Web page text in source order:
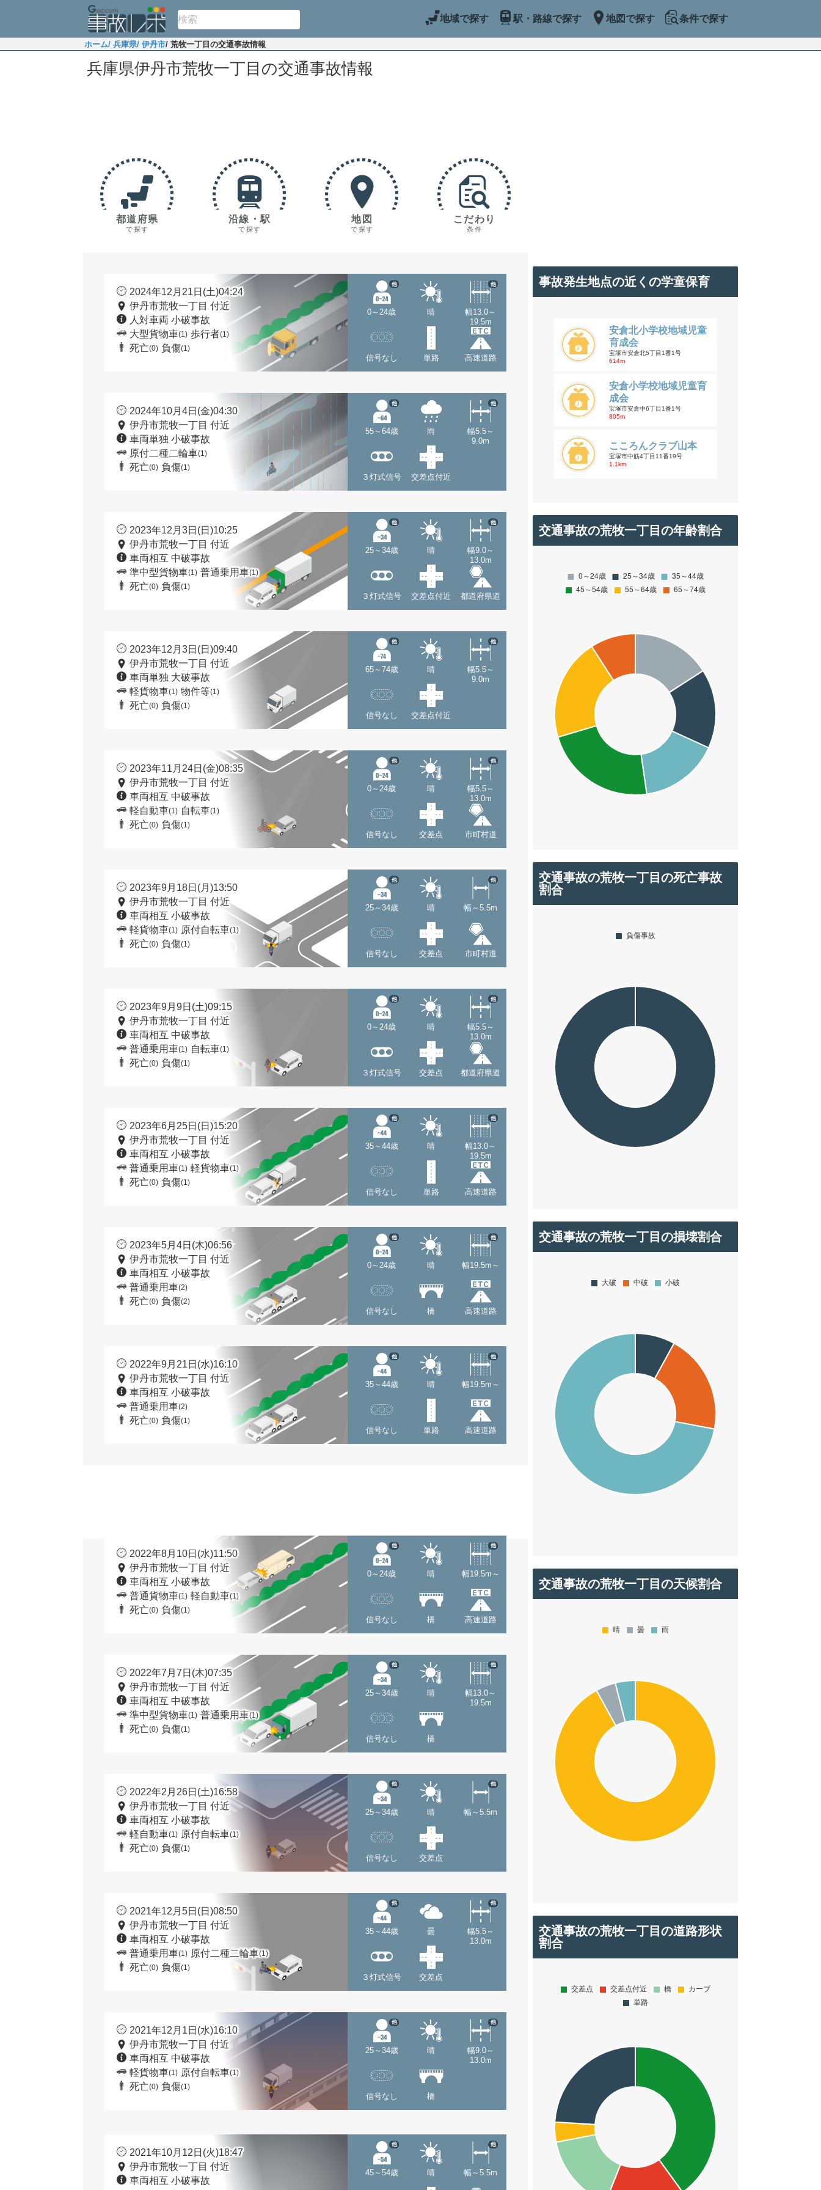
地域で探す 駅・路線で探す 地図で探す 条件で探す
ホーム/ 兵庫県/ 伊丹市/ 荒牧一丁目の交通事故情報
兵庫県伊丹市荒牧一丁目の交通事故情報
都道府県
で探す
沿線・駅
で探す
地図
で探す
こだわり
条件
2024年12月21日(土)04:24
伊丹市荒牧一丁目 付近
人対車両 小破事故
大型貨物車(1) 歩行者(1)
死亡(0) 負傷(1)
0～24歳
他
晴
幅13.0～
19.5m
他
信号なし 単路 高速道路
2024年10月4日(金)04:30
伊丹市荒牧一丁目 付近
車両単独 小破事故
原付二種二輪車(1)
死亡(0) 負傷(1)
55～64歳
他
雨
幅5.5～
9.0m
他
３灯式信号 交差点付近
2023年12月3日(日)10:25
伊丹市荒牧一丁目 付近
車両相互 中破事故
準中型貨物車(1) 普通乗用車(1)
死亡(0) 負傷(1)
25～34歳
他
晴
幅9.0～
13.0m
他
３灯式信号 交差点付近 都道府県道
2023年12月3日(日)09:40
伊丹市荒牧一丁目 付近
車両単独 大破事故
軽貨物車(1) 物件等(1)
死亡(0) 負傷(1)
65～74歳
他
晴
幅5.5～
9.0m
他
信号なし 交差点付近
2023年11月24日(金)08:35
伊丹市荒牧一丁目 付近
車両相互 中破事故
軽自動車(1) 自転車(1)
死亡(0) 負傷(1)
0～24歳
他
晴
幅5.5～
13.0m
他
信号なし 交差点 市町村道
2023年9月18日(月)13:50
伊丹市荒牧一丁目 付近
車両相互 小破事故
軽貨物車(1) 原付自転車(1)
死亡(0) 負傷(1)
25～34歳
他
晴 幅～5.5m
他
信号なし 交差点 市町村道
2023年9月9日(土)09:15
伊丹市荒牧一丁目 付近
車両相互 中破事故
普通乗用車(1) 自転車(1)
死亡(0) 負傷(1)
0～24歳
他
晴
幅5.5～
13.0m
他
３灯式信号 交差点 都道府県道
2023年6月25日(日)15:20
伊丹市荒牧一丁目 付近
車両相互 小破事故
普通乗用車(1) 軽貨物車(1)
死亡(0) 負傷(1)
35～44歳
他
晴
幅13.0～
19.5m
他
信号なし 単路 高速道路
2023年5月4日(木)06:56
伊丹市荒牧一丁目 付近
車両相互 小破事故
普通乗用車(2)
死亡(0) 負傷(2)
0～24歳
他
晴 幅19.5m～
他
信号なし 橋 高速道路
2022年9月21日(水)16:10
伊丹市荒牧一丁目 付近
車両相互 小破事故
普通乗用車(2)
死亡(0) 負傷(1)
35～44歳
他
晴 幅19.5m～
他
信号なし 単路 高速道路
2022年8月10日(水)11:50
伊丹市荒牧一丁目 付近
車両相互 小破事故
普通貨物車(1) 軽自動車(1)
死亡(0) 負傷(1)
0～24歳
他
晴 幅19.5m～
他
信号なし 橋 高速道路
2022年7月7日(木)07:35
伊丹市荒牧一丁目 付近
車両相互 中破事故
準中型貨物車(1) 普通乗用車(1)
死亡(0) 負傷(1)
25～34歳
他
晴
幅13.0～
19.5m
他
信号なし 橋
2022年2月26日(土)16:58
伊丹市荒牧一丁目 付近
車両相互 小破事故
軽自動車(1) 原付自転車(1)
死亡(0) 負傷(1)
25～34歳
他
晴 幅～5.5m
他
信号なし 交差点
2021年12月5日(日)08:50
伊丹市荒牧一丁目 付近
車両相互 小破事故
普通乗用車(1) 原付二種二輪車(1)
死亡(0) 負傷(1)
35～44歳
他
曇
幅5.5～
13.0m
他
３灯式信号 交差点
2021年12月1日(水)16:10
伊丹市荒牧一丁目 付近
車両相互 中破事故
軽貨物車(1) 原付自転車(1)
死亡(0) 負傷(1)
25～34歳
他
晴
幅9.0～
13.0m
他
信号なし 橋
2021年10月12日(火)18:47
伊丹市荒牧一丁目 付近
車両相互 小破事故
45～54歳
他
晴 幅～5.5m
他
事故発生地点の近くの学童保育
安倉北小学校地域児童
育成会
宝塚市安倉北5丁目1番1号
614m
安倉小学校地域児童育
成会
宝塚市安倉中6丁目1番1号
805m
こころんクラブ山本
宝塚市中筋4丁目11番19号
1.1km
交通事故の荒牧一丁目の年齢割合
交通事故の荒牧一丁目の死亡事故
割合
交通事故の荒牧一丁目の損壊割合
交通事故の荒牧一丁目の天候割合
交通事故の荒牧一丁目の道路形状
割合